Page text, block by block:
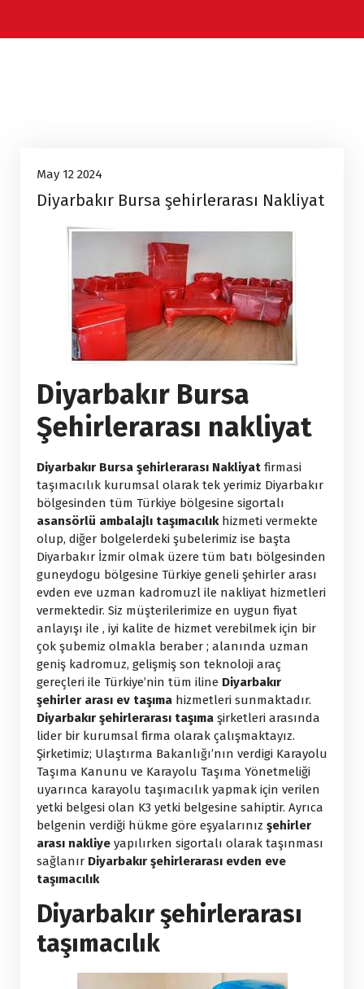
12
May, 2024
May 12 2024
Diyarbakır Bursa şehirlerarası Nakliyat
Diyarbakır Bursa
Şehirlerarası nakliyat
Diyarbakır Bursa şehirlerarası Nakliyat firmasi
taşımacılık kurumsal olarak tek yerimiz Diyarbakır
bölgesinden tüm Türkiye bölgesine sigortalı
asansörlü ambalajlı taşımacılıkhizmeti vermekte
olup, diğer bolgelerdeki şubelerimiz ise başta
Diyarbakır İzmir olmak üzere tüm batı bölgesinden
guneydogu bölgesine Türkiye geneli şehirler arası
evden eve uzman kadromuzl ile nakliyat hizmetleri
vermektedir. Siz müşterilerimize en uygun fiyat
anlayışı ile , iyi kalite de hizmet verebilmek için bir
çok şubemiz olmakla beraber ; alanında uzman
geniş kadromuz, gelişmiş son teknoloji araç
gereçleri ile Türkiye’nin tüm iline Diyarbakır
şehirler arası ev taşıma hizmetleri sunmaktadır.
Diyarbakır şehirlerarası taşıma şirketleri arasında
lider bir kurumsal firma olarak çalışmaktayız.
Şirketimiz; Ulaştırma Bakanlığı’nın verdigi Karayolu
Taşıma Kanunu ve Karayolu Taşıma Yönetmeliği
uyarınca karayolu taşımacılık yapmak için verilen
yetki belgesi olan K3 yetki belgesine sahiptir. Ayrıca
belgenin verdiği hükme göre eşyalarınız şehirler
arası nakliye yapılırken sigortalı olarak taşınması
sağlanır Diyarbakır şehirlerarası evden eve
taşımacılık
Diyarbakır şehirlerarası
taşımacılık